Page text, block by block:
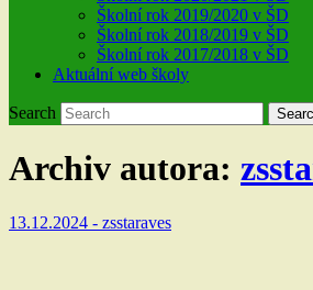
Školní rok 2019/2020 v ŠD
Školní rok 2018/2019 v ŠD
Školní rok 2017/2018 v ŠD
Aktuální web školy
Search
Archiv autora:
13.12.2024 - zsstaraves